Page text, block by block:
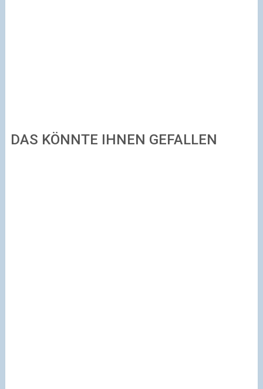
DAS KÖNNTE IHNEN GEFALLEN